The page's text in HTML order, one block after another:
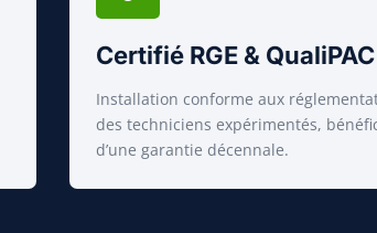
Certifié RGE & QualiPAC
Installation conforme aux
des techniciens expérimentés,
d’une garantie décennale.